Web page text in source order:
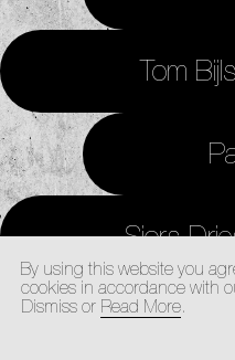
Tom
Sjors
By using this website you
cookies in accordance with
Dismiss or Read More.